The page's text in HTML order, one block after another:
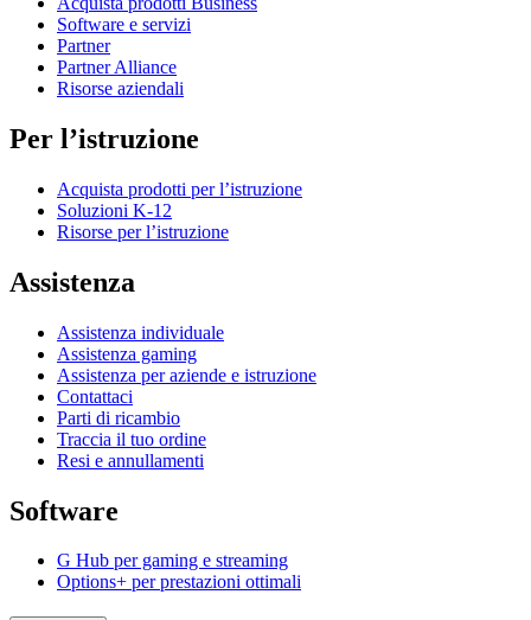
Software e servizi
Partner
Partner Alliance
Risorse aziendali
Per l’istruzione
Acquista prodotti per l’istruzione
Soluzioni K-12
Risorse per l’istruzione
Assistenza
Assistenza individuale
Assistenza gaming
Assistenza per aziende e istruzione
Contattaci
Parti di ricambio
Traccia il tuo ordine
Resi e annullamenti
Software
G Hub per gaming e streaming
Options+ per prestazioni ottimali